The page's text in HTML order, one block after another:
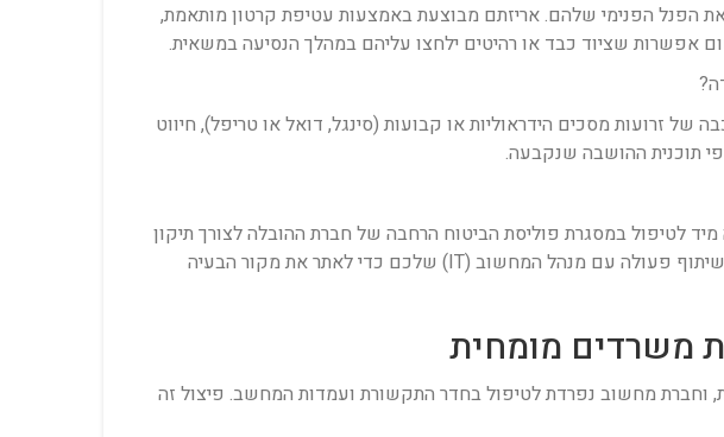
הפנל הפנימי שלהם. אריזתם מבוצעת באמצעות עטיפת קרטון מותאמת,
אפשרות שציוד כבד או רהיטים ילחצו עליהם במהלך הנסיעה במשאית.
של זרועות מסכים הידראוליות או קבועות (סינגל, דואל או טריפל), חיווט
תוכנית ההושבה שנקבעה.
לטיפול במסגרת פוליסת הביטוח הרחבה של חברת ההובלה לצורך תיקון
או החלפה מהירה. במידה ומדובר בתקלת תוכנה או הגדרות רשת פנימיות, טכנאי החברה עובדים בשיתוף פעולה עם מנהל המחשוב (IT) שלכם כדי לאתר את מקור הבעיה
וחברת מחשוב נפרדת לטיפול בחדר התקשורת ועמדות המחשב. פיצול זה